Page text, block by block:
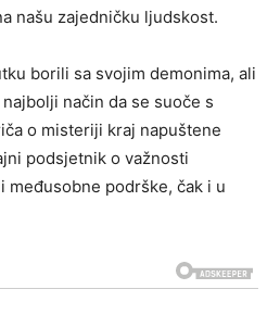
našu zajedničku ljudskost.
borili sa svojim demonima, ali
način da se suoče s
o misteriji kraj napuštene
podsjetnik o važnosti
međusobne podrške, čak i u